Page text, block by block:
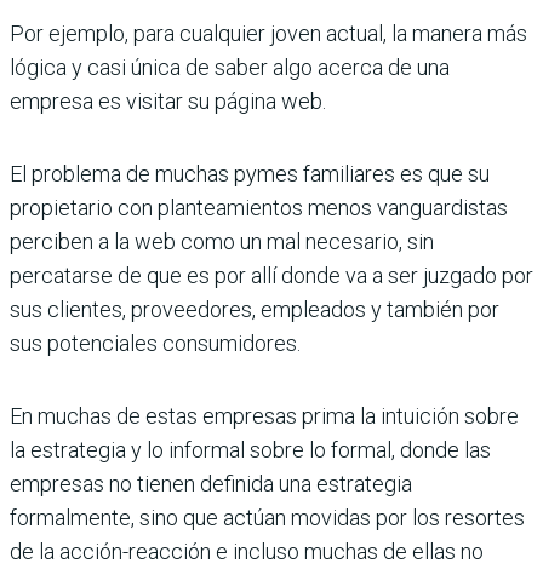
Por ejemplo, para cualquier joven actual, la manera más
lógica y casi única de saber algo acerca de una
empresa es visitar su página web.
El problema de muchas pymes familiares es que su
propietario con planteamientos menos vanguardistas
perciben a la web como un mal necesario, sin
percatarse de que es por allí donde va a ser juzgado por
sus clientes, proveedores, empleados y también por
sus potenciales consumidores.
En muchas de estas empresas prima la intuición sobre
la estrategia y lo informal sobre lo formal, donde las
empresas no tienen definida una estrategia
formalmente, sino que actúan movidas por los resortes
de la acción-reacción e incluso muchas de ellas no